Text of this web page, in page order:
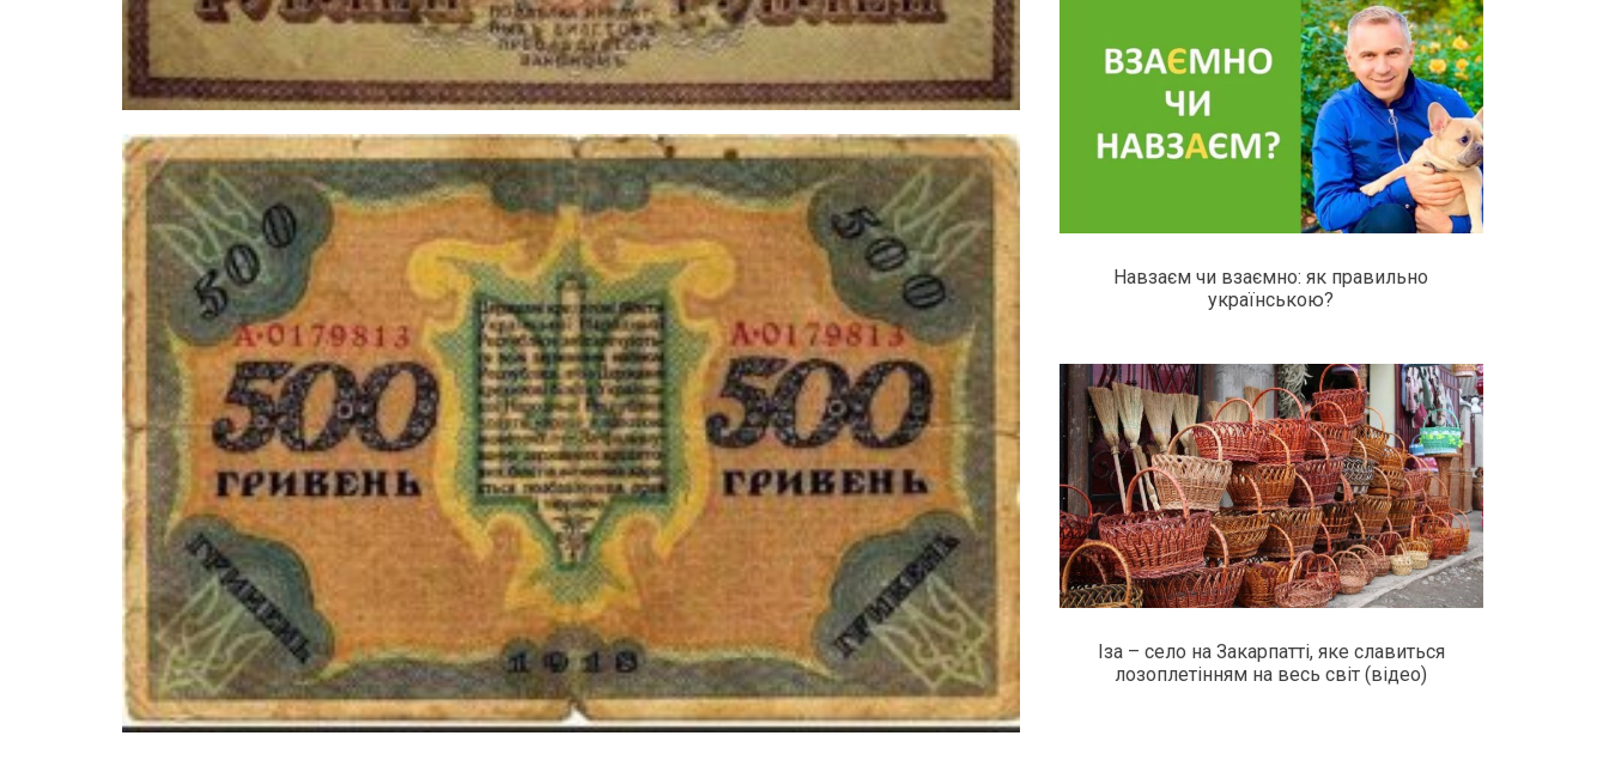
Навзаєм чи взаємно: як правильно
українською?
Іза – село на Закарпатті, яке славиться
лозоплетінням на весь світ (відео)